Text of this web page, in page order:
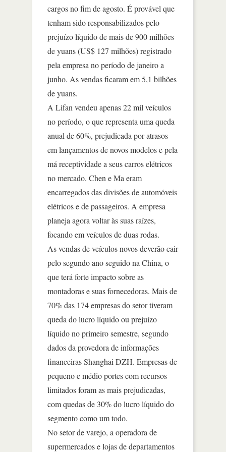
cargos no fim de agosto. É provável que
tenham sido responsabilizados pelo
prejuízo líquido de mais de 900 milhões
de yuans (US$ 127 milhões) registrado
pela empresa no período de janeiro a
junho. As vendas ficaram em 5,1 bilhões
de yuans.
A Lifan vendeu apenas 22 mil veículos
no período, o que representa uma queda
anual de 60%, prejudicada por atrasos
em lançamentos de novos modelos e pela
má receptividade a seus carros elétricos
no mercado. Chen e Ma eram
encarregados das divisões de automóveis
elétricos e de passageiros. A empresa
planeja agora voltar às suas raízes,
focando em veículos de duas rodas.
As vendas de veículos novos deverão cair
pelo segundo ano seguido na China, o
que terá forte impacto sobre as
montadoras e suas fornecedoras. Mais de
70% das 174 empresas do setor tiveram
queda do lucro líquido ou prejuízo
líquido no primeiro semestre, segundo
dados da provedora de informações
financeiras Shanghai DZH. Empresas de
pequeno e médio portes com recursos
limitados foram as mais prejudicadas,
com quedas de 30% do lucro líquido do
segmento como um todo.
No setor de varejo, a operadora de
supermercados e lojas de departamentos